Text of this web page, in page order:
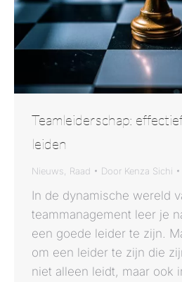
Teamleiderschap:
leiden
Nieuws Raad Door Kenza Sichi
In de dynamische wereld
teammanagement leer je
een goede leider te zijn.
om een leider te zijn die
niet alleen leidt, maar ook